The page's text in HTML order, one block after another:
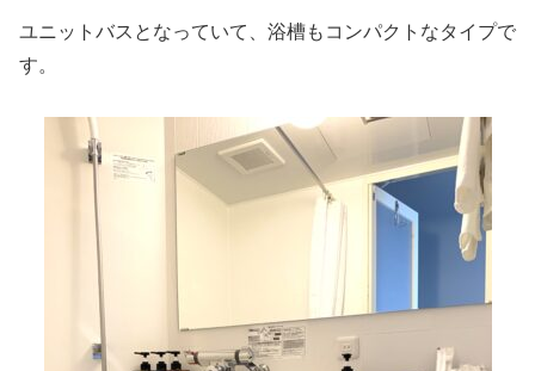
ユニットバスとなっていて、浴槽もコンパクトなタイプで
す。